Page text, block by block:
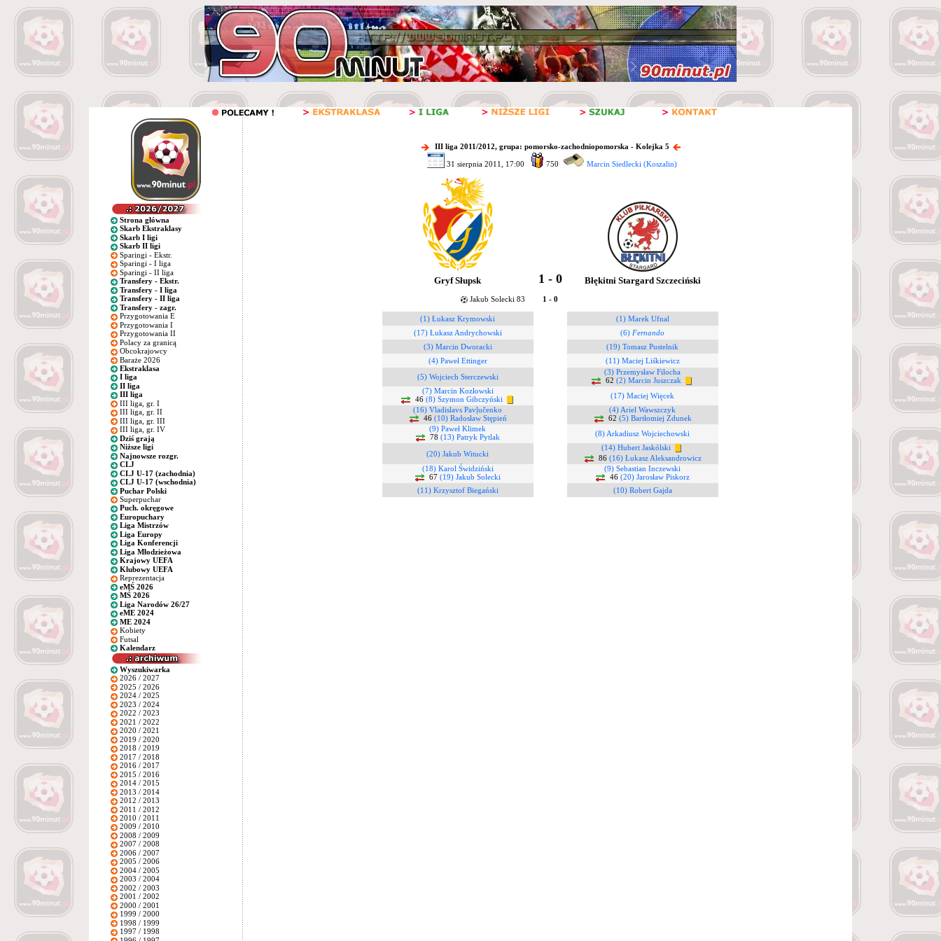
Strona główna
Skarb Ekstraklasy
Skarb I ligi
Skarb II ligi
Sparingi - Ekstr.
Sparingi - I liga
Sparingi - II liga
Transfery - Ekstr.
Transfery - I liga
Transfery - II liga
Transfery - zagr.
Przygotowania E
Przygotowania I
Przygotowania II
Polacy za granicą
Obcokrajowcy
Baraże 2026
Ekstraklasa
I liga
II liga
III liga
III liga, gr. I
III liga, gr. II
III liga, gr. III
III liga, gr. IV
Dziś grają
Niższe ligi
Najnowsze rozgr.
CLJ
CLJ U-17 (zachodnia)
CLJ U-17 (wschodnia)
Puchar Polski
Superpuchar
Puch. okręgowe
Europuchary
Liga Mistrzów
Liga Europy
Liga Konferencji
Liga Młodzieżowa
Krajowy UEFA
Klubowy UEFA
Reprezentacja
eMŚ 2026
MŚ 2026
Liga Narodów 26/27
eME 2024
ME 2024
Kobiety
Futsal
Kalendarz
Wyszukiwarka
2026 / 2027
2025 / 2026
2024 / 2025
2023 / 2024
2022 / 2023
2021 / 2022
2020 / 2021
2019 / 2020
2018 / 2019
2017 / 2018
2016 / 2017
2015 / 2016
2014 / 2015
2013 / 2014
2012 / 2013
2011 / 2012
2010 / 2011
2009 / 2010
2008 / 2009
2007 / 2008
2006 / 2007
2005 / 2006
2004 / 2005
2003 / 2004
2002 / 2003
2001 / 2002
2000 / 2001
1999 / 2000
1998 / 1999
1997 / 1998
III liga 2011/2012, grupa: pomorsko-zachodniopomorska - Kolejka 5
31 sierpnia 2011, 17:00 750 Marcin Siedlecki (Koszalin)
Gryf Słupsk 1 - 0 Błękitni Stargard Szczeciński
Jakub Solecki 83 1 - 0
(1) Łukasz Krymowski
(1) Marek Ufnal
(17) Łukasz Andrychowski
(6) Fernando
(3) Marcin Dworacki
(19) Tomasz Pustelnik
(4) Paweł Ettinger
(11) Maciej Liśkiewicz
(5) Wojciech Sterczewski
(3) Przemysław Filocha
62 (2) Marcin Juszczak
(7) Marcin Kozłowski
46 (8) Szymon Gibczyński
(17) Maciej Więcek
(16) Vladislavs Pavļučenko
46 (10) Radosław Stępień
(4) Ariel Wawszczyk
62 (5) Bartłomiej Zdunek
(9) Paweł Klimek
78 (13) Patryk Pytlak (8) Arkadiusz Wojciechowski
(20) Jakub Witucki
(14) Hubert Jaskólski
86 (16) Łukasz Aleksandrowicz
(18) Karol Świdziński
67 (19) Jakub Solecki
(9) Sebastian Inczewski
46 (20) Jarosław Piskorz
(11) Krzysztof Biegański
(10) Robert Gajda